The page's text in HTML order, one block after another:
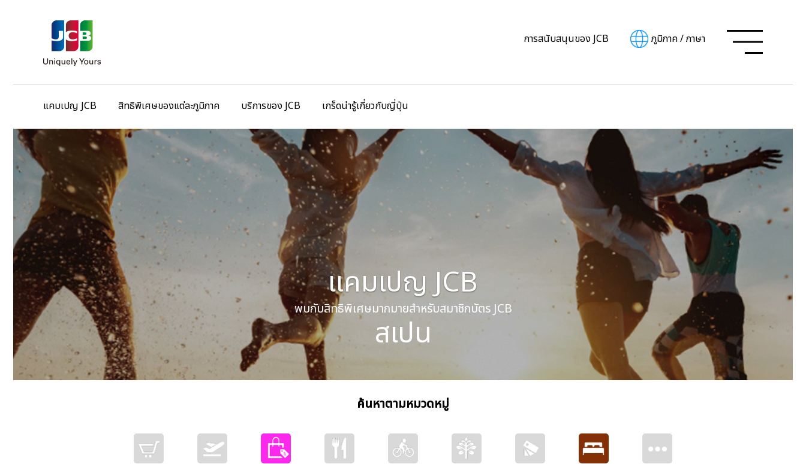
การสนับสนุนของ JCB ภูมิภาค/ภาษา
แคมเปญ JCB สิทธิพิเศษของแต่ละภูมิภาค บริการของ JCB เกร็ดน่ารู้เกี่ยวกับญี่ปุ่น
แคมเปญ JCB
พบกับสิทธิพิเศษมากมายสำหรับสมาชิกบัตร JCB
สเปน
ค้นหาตามหมวดหมู่